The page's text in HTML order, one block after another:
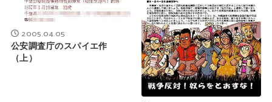
2005.04.05
公安調査庁のスパイエ作
（上）